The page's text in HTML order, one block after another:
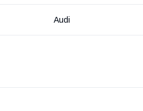
Audi